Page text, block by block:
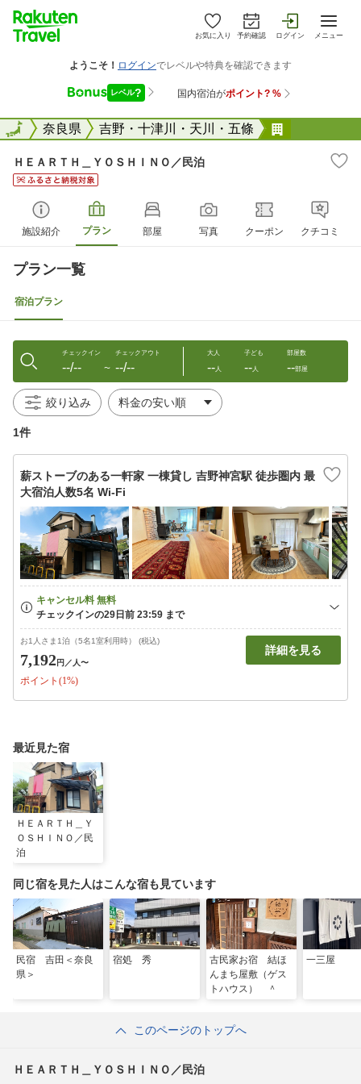
お気に入り 予約確認 ログイン メニュー
全国奈良県 吉野・十津川・天川・五條
全国
ＨＥＡＲＴＨ＿ＹＯＳＨＩＮＯ／民泊
施設紹介 プラン 部屋 写真 クーポン クチコミ
プラン一覧
宿泊プラン
チェックイン
--/-- 〜
チェックアウト
--/--
大人
--人
子ども
--人
部屋数
--部屋
絞り込み
1件
薪ストーブのある一軒家 一棟貸し 吉野神宮駅 徒歩圏内 最
大宿泊人数5名 Wi-Fi
お1人さま1泊（5名1室利用時） (税込)
7,192円 ／人〜
ポイント(1%)
詳細を見る
最近見た宿
ＨＥＡＲＴＨ＿Ｙ
ＯＳＨＩＮＯ／民
泊
同じ宿を見た人はこんな宿も見ています
民宿 吉田＜奈良
県＞
宿処 秀
古民家お宿 結ほ
んまち屋敷（ゲス
トハウス） ＾
一三屋
このページのトップへ
ＨＥＡＲＴＨ＿ＹＯＳＨＩＮＯ／民泊